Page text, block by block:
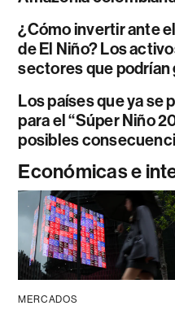
¿Cómo invertir ante
de El Niño? Los
sectores que podrían
Los países que ya se
para el “Súper Niño
posibles
Económicas e
MERCADOS